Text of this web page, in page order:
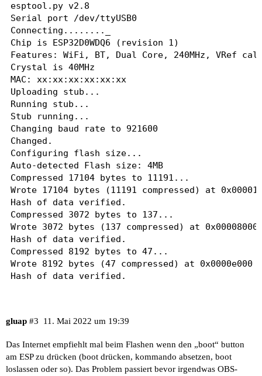
esptool.py v2.8
Serial port /dev/ttyUSB0
Connecting........_
Chip is ESP32D0WDQ6 (revision 1)
Features: WiFi, BT, Dual Core, 240MHz, VRef
Crystal is 40MHz
MAC: xx:xx:xx:xx:xx:xx
Uploading stub...
Running stub...
Stub running...
Changing baud rate to 921600
Changed.
Configuring flash size...
Auto-detected Flash size: 4MB
Compressed 17104 bytes to 11191...
Wrote 17104 bytes (11191 compressed) at
Hash of data verified.
Compressed 3072 bytes to 137...
Wrote 3072 bytes (137 compressed) at
Hash of data verified.
Compressed 8192 bytes to 47...
Wrote 8192 bytes (47 compressed) at
Hash of data verified.
gluap 11. Mai 2022 um 19:39
#3
Das Internet empfiehlt mal beim Flashen wenn den „boot“ button
am ESP zu drücken (boot drücken, kommando absetzen, boot
loslassen oder so). Das Problem passiert bevor irgendwas OBS-